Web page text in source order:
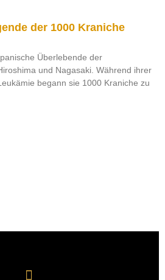
der 1000 Kraniche
Überlebende der
und Nagasaki. Während ihrer
begann sie 1000 Kraniche zu